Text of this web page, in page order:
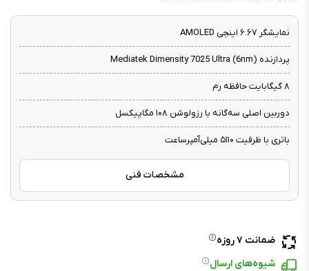
نمایشگر ۶.۶۷ اینچی AMOLED
پردازنده Mediatek Dimensity 7025 Ultra (6nm)
۸ گیگابایت حافظه رم
دوربین اصلی سه‌گانه با رزولوشن ۱۰۸ مگاپیکسل
باتری با ظرفیت ۵۱۱۰ میلی‌آمپرساعت
مشخصات فنی
ضمانت ۷ روزه
شیوه‌های ارسال